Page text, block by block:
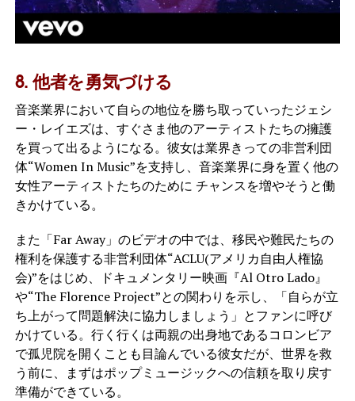
8. 他者を勇気づける
音楽業界において自らの地位を勝ち取っていったジェシ
ー・レイエズは、すぐさま他のアーティストたちの擁護
を買って出るようになる。彼女は業界きっての非営利団
体“Women In Music”を支持し、音楽業界に身を置く他の
女性アーティストたちのために チャンスを増やそうと働
きかけている。
また「Far Away」のビデオの中では、移民や難民たちの
権利を保護する非営利団体“ACLU(アメリカ自由人権協
会)”をはじめ、ドキュメンタリー映画『Al Otro Lado』
や“The Florence Project”との関わりを示し、「自らが立
ち上がって問題解決に協力しましょう」とファンに呼び
かけている。行く行くは両親の出身地であるコロンビア
で孤児院を開くことも目論んでいる彼女だが、世界を救
う前に、まずはポップミュージックへの信頼を取り戻す
準備ができている。